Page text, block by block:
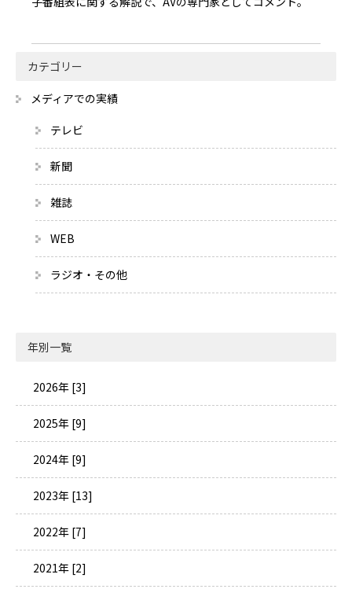
カテゴリー
メディアでの実績
テレビ
新聞
雑誌
WEB
ラジオ・その他
年別一覧
2026年 [3]
2025年 [9]
2024年 [9]
2023年 [13]
2022年 [7]
2021年 [2]